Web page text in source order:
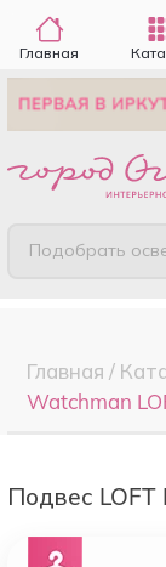
Главная
Подобрать
Главная /
Watchman
Подвес LOFT